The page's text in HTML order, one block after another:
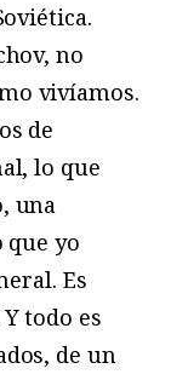
no
vivíamos.
de
lo que
una
que yo
Es
todo es
de un